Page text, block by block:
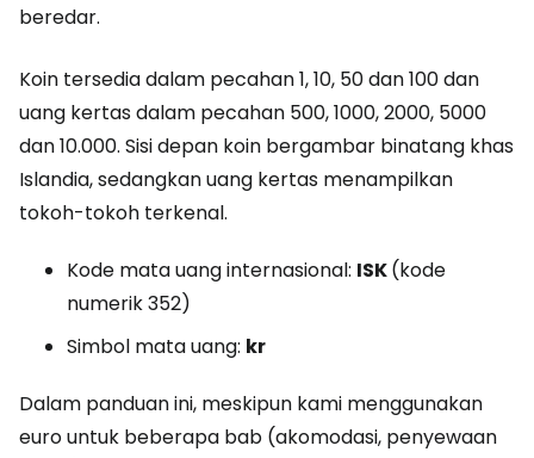
beredar.
Koin tersedia dalam pecahan 1, 10, 50 dan 100 dan
uang kertas dalam pecahan 500, 1000, 2000, 5000
dan 10.000. Sisi depan koin bergambar binatang khas
Islandia, sedangkan uang kertas menampilkan
tokoh-tokoh terkenal.
Kode mata uang internasional: ISK(kode
numerik 352)
Simbol mata uang: kr
Dalam panduan ini, meskipun kami menggunakan
euro untuk beberapa bab (akomodasi, penyewaan